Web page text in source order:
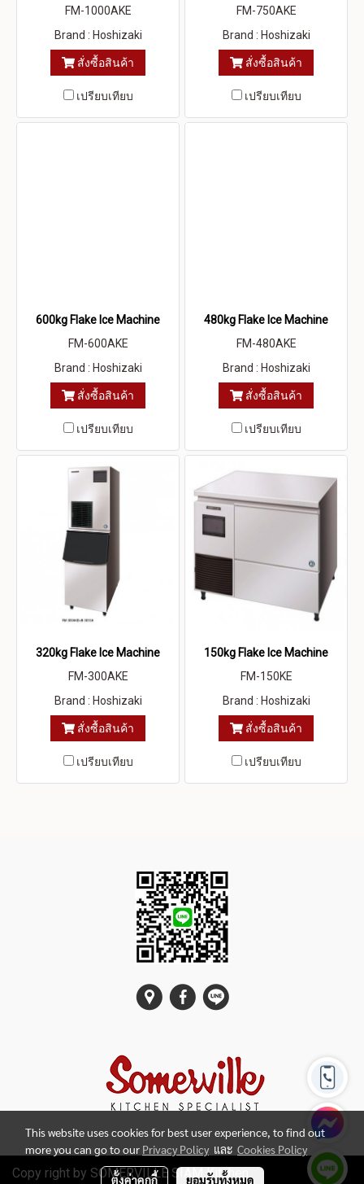
FM-1000AKE
Brand : Hoshizaki
สั่งซื้อสินค้า
เปรียบเทียบ
FM-750AKE
Brand : Hoshizaki
สั่งซื้อสินค้า
เปรียบเทียบ
600kg Flake Ice Machine
FM-600AKE
Brand : Hoshizaki
สั่งซื้อสินค้า
เปรียบเทียบ
480kg Flake Ice Machine
FM-480AKE
Brand : Hoshizaki
สั่งซื้อสินค้า
เปรียบเทียบ
320kg Flake Ice Machine
FM-300AKE
Brand : Hoshizaki
สั่งซื้อสินค้า
เปรียบเทียบ
150kg Flake Ice Machine
FM-150KE
Brand : Hoshizaki
สั่งซื้อสินค้า
เปรียบเทียบ
Copy right by SOMERVILLE SIAM Kitchen
This website uses cookies for best user experience, to find out
more you can go to our Privacy Policy และ Cookies Policy
ตั้งค่าคุกกี้ ยอมรับทั้งหมด